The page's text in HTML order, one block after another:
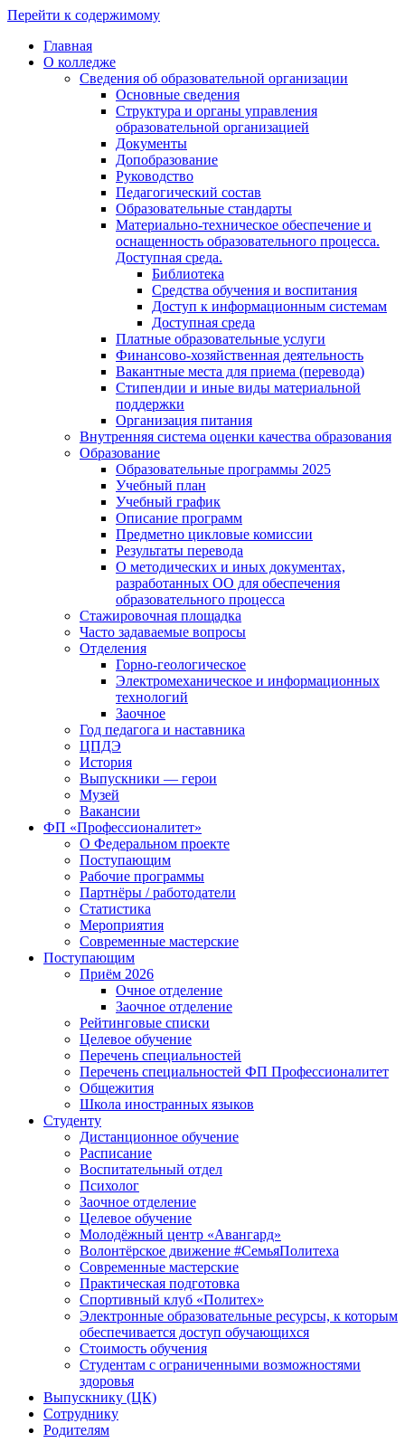
Перейти к содержимому
Главная
О колледже
Сведения об образовательной организации
Основные сведения
Структура и органы управления
образовательной организацией
Документы
Допобразование
Руководство
Педагогический состав
Образовательные стандарты
Материально-техническое обеспечение и
оснащенность образовательного процесса.
Доступная среда.
Библиотека
Средства обучения и воспитания
Доступ к информационным системам
Доступная среда
Платные образовательные услуги
Финансово-хозяйственная деятельность
Вакантные места для приема (перевода)
Стипендии и иные виды материальной
поддержки
Организация питания
Внутренняя система оценки качества образования
Образование
Образовательные программы 2025
Учебный план
Учебный график
Описание программ
Предметно цикловые комиссии
Результаты перевода
О методических и иных документах,
разработанных ОО для обеспечения
образовательного процесса
Стажировочная площадка
Часто задаваемые вопросы
Отделения
Горно-геологическое
Электромеханическое и информационных
технологий
Заочное
Год педагога и наставника
ЦПДЭ
История
Выпускники — герои
Музей
Вакансии
ФП «Профессионалитет»
О Федеральном проекте
Поступающим
Рабочие программы
Партнёры / работодатели
Статистика
Мероприятия
Современные мастерские
Поступающим
Приём 2026
Очное отделение
Заочное отделение
Рейтинговые списки
Целевое обучение
Перечень специальностей
Перечень специальностей ФП Профессионалитет
Общежития
Школа иностранных языков
Студенту
Дистанционное обучение
Расписание
Воспитательный отдел
Психолог
Заочное отделение
Целевое обучение
Молодёжный центр «Авангард»
Волонтёрское движение #СемьяПолитеха
Современные мастерские
Практическая подготовка
Спортивный клуб «Политех»
Электронные образовательные ресурсы, к которым
обеспечивается доступ обучающихся
Стоимость обучения
Студентам с ограниченными возможностями
здоровья
Выпускнику (ЦК)
Сотруднику
Родителям